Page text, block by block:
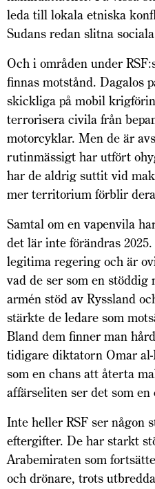
leda till lokala etniska
Sudans redan slitna
Och i områden under
finnas motstånd. Dagalos
skickliga på mobil
terrorisera civila från
motorcyklar. Men de är
rutinmässigt har utfört
har de aldrig suttit vid
mer territorium förblir
Samtal om en vapenvila
det lär inte förändras
legitima regering och är
vad de ser som en
armén stöd av Ryssland
stärkte de ledare som
Bland dem finner man
tidigare diktatorn Omar
som en chans att återta
affärseliten ser det som
Inte heller RSF ser någon
eftergifter. De har starkt
Arabemiraten som
och drönare, trots